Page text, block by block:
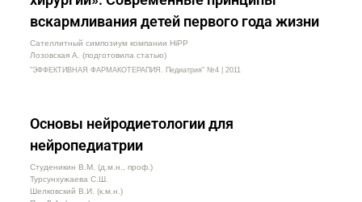
вскармливания детей первого года жизни
Сателлитный симпозиум компании HiPP
Лозовская А. (подготовила статью)
"ЭФФЕКТИВНАЯ ФАРМАКОТЕРАПИЯ. Педиатрия" №4 | 2011
Основы нейродиетологии для
нейропедиатрии
Студеникин В.М. (д.м.н., проф.)
Турсунхужаева С.Ш.
Шелковский В.И. (к.м.н.)